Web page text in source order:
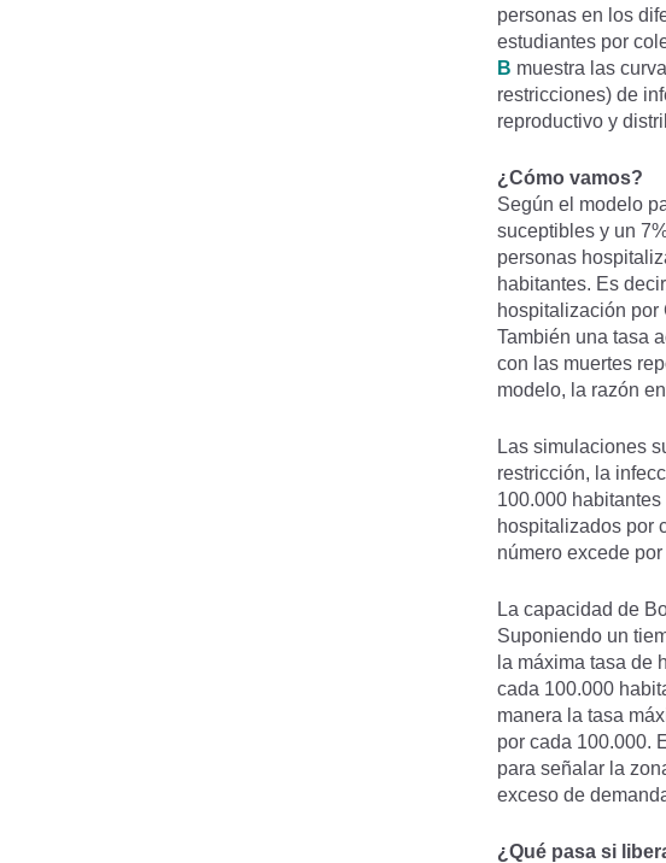
personas en los
estudiantes por
B muestra las
restricciones) de
reproductivo y
¿Cómo vamos?
Según el modelo
suceptibles y un
personas
habitantes. Es
hospitalización por
También una tasa
con las muertes
modelo, la razón
Las simulaciones
restricción, la
100.000
hospitalizados por
número excede
La capacidad de
Suponiendo un
la máxima tasa de
cada 100.000
manera la tasa
por cada 100.000.
para señalar la
exceso de
¿Qué pasa si